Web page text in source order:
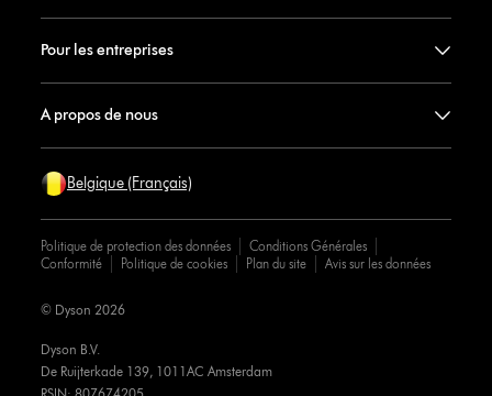
Pour les entreprises
A propos de nous
Belgique (Français)
Politique de protection des données
Conditions Générales
Conformité
Politique de cookies Plan du site Avis sur les données
Dyson B.V.
De Ruijterkade 139, 1011AC Amsterdam
© Dyson 2026